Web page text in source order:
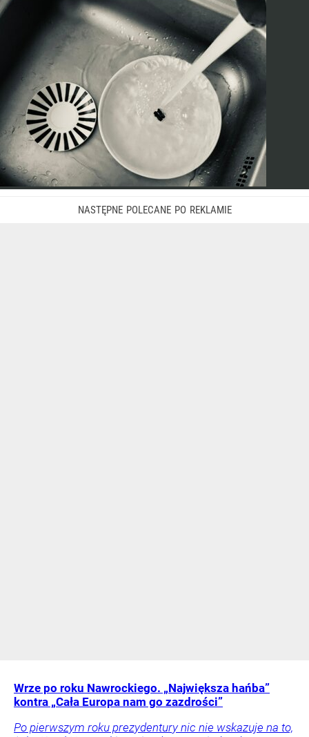
Wrze po roku Nawrockiego. „Największa hańba”
kontra „Cała Europa nam go zazdrości”
Po pierwszym roku prezydentury nic nie wskazuje na to,